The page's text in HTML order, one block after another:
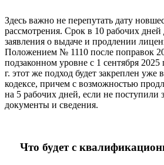
Здесь важно не перепутать дату
рассмотрения. Срок в 10 рабочих дней
заявления о выдаче и продлении
Положением № 1110 после поправок
подзаконном уровне с 1 сентября 2025
г. этот же подход будет закреплен
кодексе, причем с возможностью
на 5 рабочих дней, если не поступили
документы и сведения.
Что будет с